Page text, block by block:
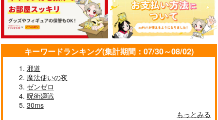
キーワードランキング(集計期間：07/30～08/02)
邪道
魔法使いの夜
ゼンゼロ
呪術廻戦
30ms
もっとみる